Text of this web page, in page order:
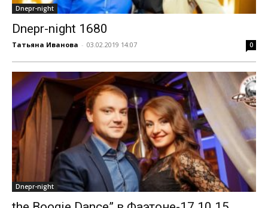
Dnepr-night
Dnepr-night 1680
Татьяна Иванова - 03.02.2019 14:07 0
Dnepr-night